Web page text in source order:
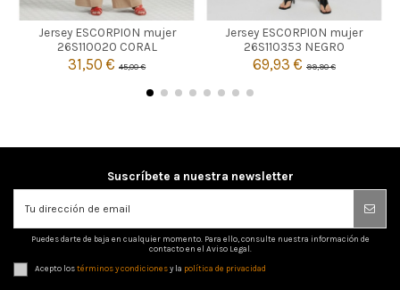
Jersey ESCORPION mujer
26S110020 CORAL
31,50 €45,00 €
CORAL
S M L

Jersey ESCORPION mujer
26S110353 NEGRO
69,93 € 99,90 €
NEGRO
S M

Suscríbete a nuestra newsletter
Puedes darte de baja en cualquier momento. Para ello, consulte nuestra información de
contacto en el Aviso Legal.
Acepto lostérminos y condicionesy la política de privacidad